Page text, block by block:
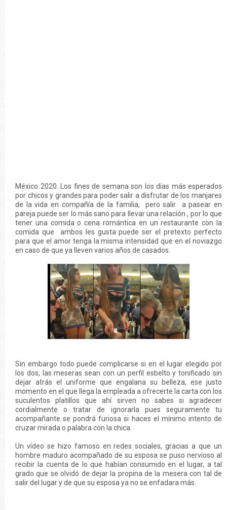
México 2020. Los fines de semana son los días más esperados
por chicos y grandes para poder salir a disfrutar de los manjares
de la vida en compañía de la familia, pero salir a pasear en
pareja puede ser lo más sano para llevar una relación , por lo que
tener una comida o cena romántica en un restaurante con la
comida que ambos les gusta puede ser el pretexto perfecto
para que el amor tenga la misma intensidad que en el noviazgo
en caso de que ya lleven varios años de casados.
Sin embargo todo puede complicarse si en el lugar elegido por
los dos, las meseras sean con un perfil esbelto y tonificado sin
dejar atrás el uniforme que engalana su belleza, ese justo
momento en el que llega la empleada a ofrecerte la carta con los
suculentos platillos que ahí sirven no sabes si agradecer
cordialmente o tratar de ignorarla pues seguramente tu
acompañante se pondrá furiosa si haces el mínimo intento de
cruzar mirada o palabra con la chica.
Un vídeo se hizo famoso en redes sociales, gracias a que un
hombre maduro acompañado de su esposa se puso nervioso al
recibir la cuenta de lo que habían consumido en el lugar, a tal
grado que se olvidó de dejar la propina de la mesera con tal de
salir del lugar y de que su esposa ya no se enfadara más.